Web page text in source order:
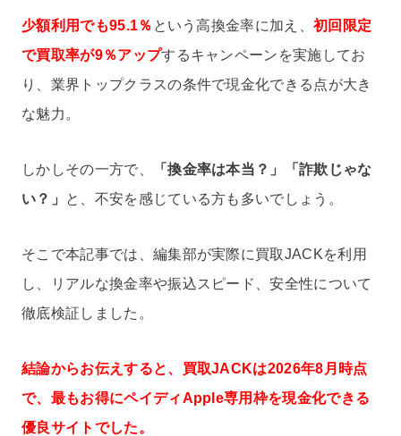
少額利用でも95.1％ という高換金率に加え、初回限定
で買取率が9％アップするキャンペーンを実施してお
り、業界トップクラスの条件で現金化できる点が大き
な魅力。
しかしその一方で、
「換金率は本当？」「詐欺じゃな
い？」
と、不安を感じている方も多いでしょう。
そこで本記事では、編集部が実際に買取JACKを利用
し、リアルな換金率や振込スピード、安全性について
徹底検証しました。
結論からお伝えすると、買取JACKは2026年8月時点
で、最もお得にペイディApple専用枠を現金化できる
優良サイトでした。